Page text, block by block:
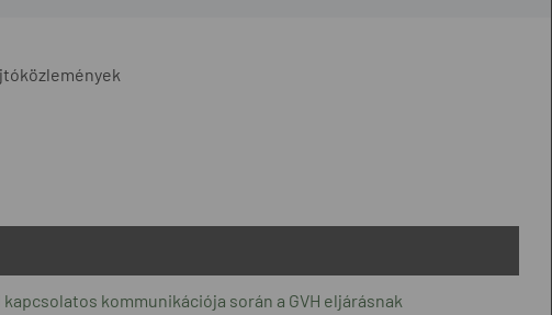
kommunikációja során a GVH eljárásnak